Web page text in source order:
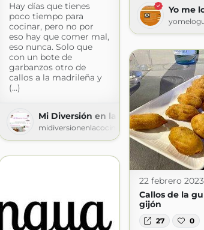
Hay días que tienes
poco tiempo para
cocinar, pero no por
eso hay que comer mal,
eso nunca. Solo que
con un bote de
garbanzos otro de
callos a la madrileña y
(...)
Mi Diversión en la cocina
midiversionenlacocina.blogspot.com
Yo me
22 febrero 2023
Callos de la
gijón
27 0